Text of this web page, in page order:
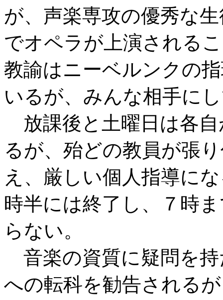
が、声楽専攻の優秀な
でオペラが上演される
教諭はニーベルンクの
いるが、みんな相手に
放課後と土曜日は各自
るが、殆どの教員が張
え、厳しい個人指導に
時半には終了し、７時
らない。
音楽の資質に疑問を
への転科を勧告される